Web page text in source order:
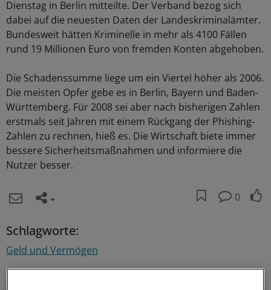
Dienstag in Berlin mitteilte. Der Verband bezog sich
dabei auf die neuesten Daten der Landeskriminalämter.
Bundesweit hätten Kriminelle in mehr als 4100 Fällen
rund 19 Millionen Euro von fremden Konten abgehoben.
Die Schadenssumme liege um ein Viertel höher als 2006.
Die meisten Opfer gebe es in Berlin, Bayern und Baden-
Württemberg. Für 2008 sei aber nach bisherigen Zahlen
erstmals seit Jahren mit einem Rückgang der Phishing-
Zahlen zu rechnen, hieß es. Die Wirtschaft biete immer
bessere Sicherheitsmaßnahmen und informiere die
Nutzer besser.
0
Schlagworte:
Geld und Vermögen
Ihr Newsletter zum Thema